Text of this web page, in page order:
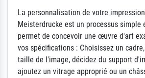
La personnalisation de votre
Meisterdrucke est un processus
permet de concevoir une œuvre d'art
vos spécifications : Choisissez un
taille de l'image, décidez du support
ajoutez un vitrage approprié ou un